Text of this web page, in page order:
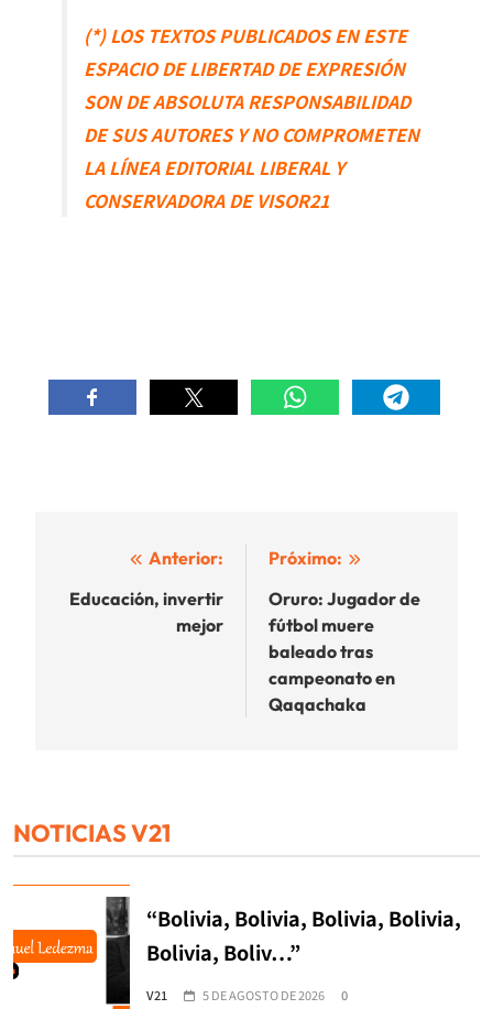
(*) LOS TEXTOS PUBLICADOS EN ESTE
ESPACIO DE LIBERTAD DE EXPRESIÓN
SON DE ABSOLUTA RESPONSABILIDAD
DE SUS AUTORES Y NO COMPROMETEN
LA LÍNEA EDITORIAL LIBERAL Y
CONSERVADORA DE VISOR21
Navegación
de
Anterior:
Educación, invertir
mejor
Próximo:
Oruro: Jugador de
fútbol muere
baleado tras
campeonato en
Qaqachaka
NOTICIAS V21
“Bolivia, Bolivia, Bolivia, Bolivia,
Bolivia, Boliv…”
V21 5 DE AGOSTO DE 2026 0